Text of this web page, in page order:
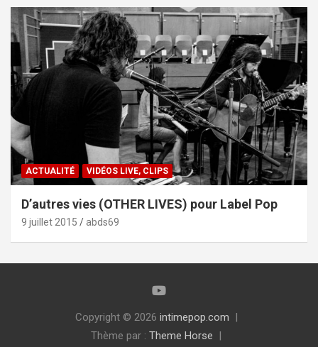
ACTUALITÉ VIDÉOS LIVE, CLIPS
D’autres vies (OTHER LIVES) pour Label Pop
9 juillet 2015 abds69
Copyright © 2026 intimepop.com
Thème par : Theme Horse